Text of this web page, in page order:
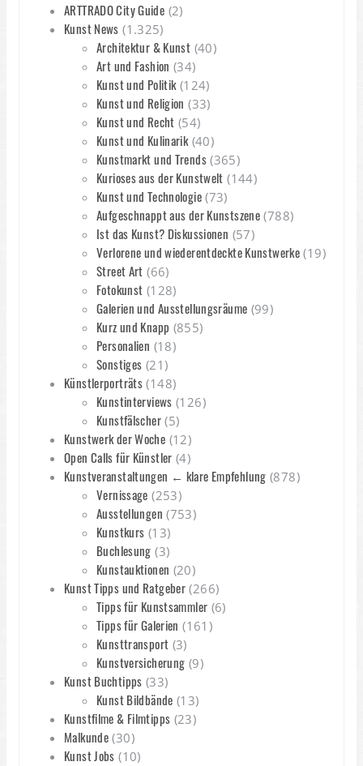
ARTTRADO City Guide (2)
Kunst News (1.325)
Architektur & Kunst (40)
Art und Fashion (34)
Kunst und Politik(124)
Kunst und Religion (33)
Kunst und Recht (54)
Kunst und Kulinarik(40)
Kunstmarkt und Trends(365)
Kurioses aus der Kunstwelt (144)
Kunst und Technologie(73)
Aufgeschnappt aus der Kunstszene (788)
Ist das Kunst? Diskussionen (57)
Verlorene und wiederentdeckte Kunstwerke (19)
Street Art (66)
Fotokunst (128)
Galerien und Ausstellungsräume (99)
Kurz und Knapp (855)
Personalien (18)
Sonstiges (21)
Künstlerporträts (148)
Kunstinterviews (126)
Kunstfälscher(5)
Kunstwerk der Woche (12)
Open Calls für Künstler (4)
Kunstveranstaltungen ← klare Empfehlung (878)
Vernissage (253)
Ausstellungen (753)
Kunstkurs (13)
Buchlesung (3)
Kunstauktionen (20)
Kunst Tipps und Ratgeber (266)
Tipps für Kunstsammler (6)
Tipps für Galerien (161)
Kunsttransport (3)
Kunstversicherung (9)
Kunst Buchtipps (33)
Kunst Bildbände (13)
Kunstfilme & Filmtipps (23)
Malkunde (30)
Kunst Jobs (10)